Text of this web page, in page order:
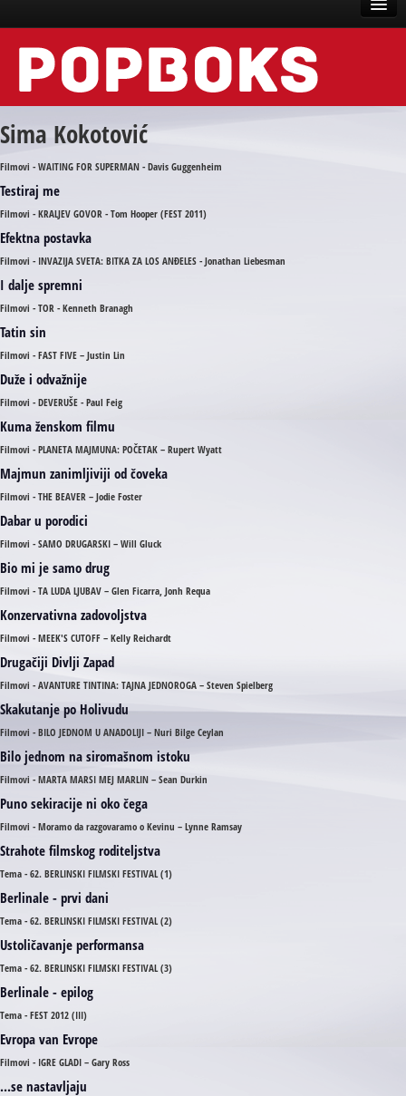
Vesti
Događaji
Recenzije
Tekstovi
Top liste
Scena
Arhive
Sima Kokotović
Filmovi - WAITING FOR SUPERMAN - Davis Guggenheim
Testiraj me
Filmovi - KRALJEV GOVOR - Tom Hooper (FEST 2011)
Efektna postavka
Filmovi - INVAZIJA SVETA: BITKA ZA LOS ANĐELES - Jonathan Liebesman
I dalje spremni
Filmovi - TOR - Kenneth Branagh
Tatin sin
Filmovi - FAST FIVE – Justin Lin
Duže i odvažnije
Filmovi - DEVERUŠE - Paul Feig
Kuma ženskom filmu
Filmovi - PLANETA MAJMUNA: POČETAK – Rupert Wyatt
Majmun zanimljiviji od čoveka
Filmovi - THE BEAVER – Jodie Foster
Dabar u porodici
Filmovi - SAMO DRUGARSKI – Will Gluck
Bio mi je samo drug
Filmovi - TA LUDA LJUBAV – Glen Ficarra, Jonh Requa
Konzervativna zadovoljstva
Filmovi - MEEK'S CUTOFF – Kelly Reichardt
Drugačiji Divlji Zapad
Filmovi - AVANTURE TINTINA: TAJNA JEDNOROGA – Steven Spielberg
Skakutanje po Holivudu
Filmovi - BILO JEDNOM U ANADOLIJI – Nuri Bilge Ceylan
Bilo jednom na siromašnom istoku
Filmovi - MARTA MARSI MEJ MARLIN – Sean Durkin
Puno sekiracije ni oko čega
Filmovi - Moramo da razgovaramo o Kevinu – Lynne Ramsay
Strahote filmskog roditeljstva
Tema - 62. BERLINSKI FILMSKI FESTIVAL (1)
Berlinale - prvi dani
Tema - 62. BERLINSKI FILMSKI FESTIVAL (2)
Ustoličavanje performansa
Tema - 62. BERLINSKI FILMSKI FESTIVAL (3)
Berlinale - epilog
Tema - FEST 2012 (III)
Evropa van Evrope
Filmovi - IGRE GLADI – Gary Ross
...se nastavljaju